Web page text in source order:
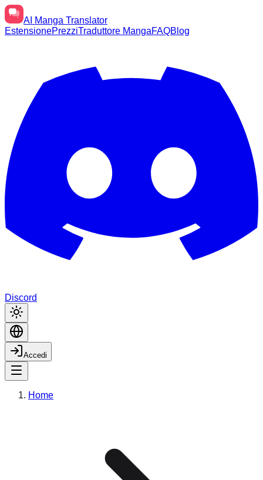
AI Manga Translator
EstensionePrezziTraduttore MangaFAQBlog
Discord
Accedi
Home